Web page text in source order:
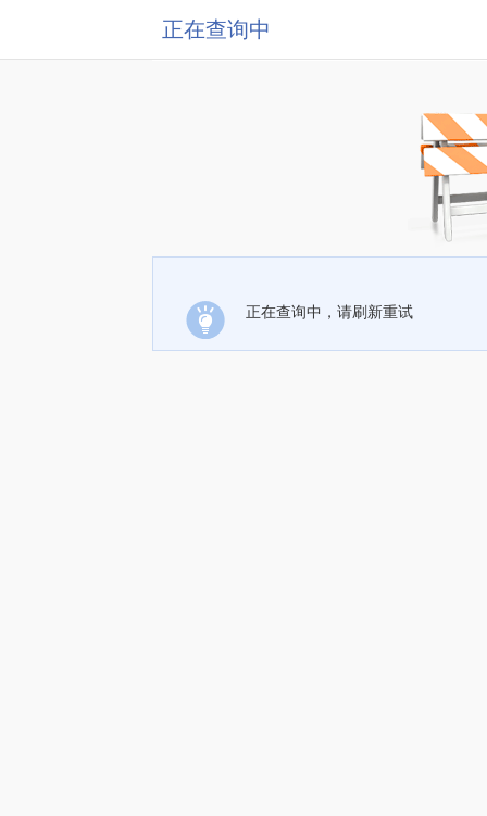
正在查询中
正在查询中，请刷新重试